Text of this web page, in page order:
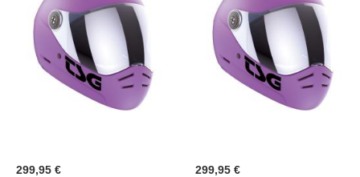
299,95 € 299,95 €